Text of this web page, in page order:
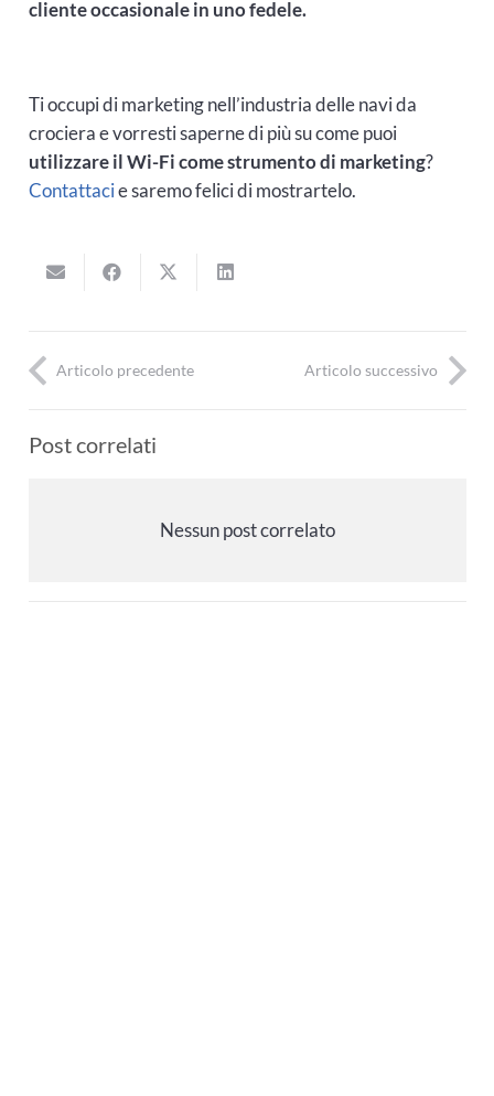
cliente occasionale in uno fedele.
Ti occupi di marketing nell’industria delle navi da
crociera e vorresti saperne di più su come puoi
utilizzare il Wi-Fi come strumento di marketing?
Contattacie saremo felici di mostrartelo.
Articolo precedente Articolo successivo
Post correlati
Nessun post correlato